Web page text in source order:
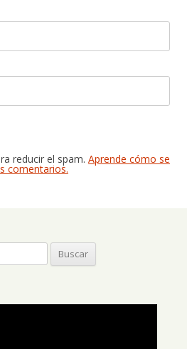
reducir el spam. Aprende cómo se
comentarios.